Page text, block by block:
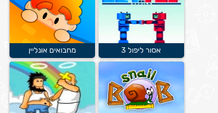
אסור ליפול 3 מחבואים אונליין